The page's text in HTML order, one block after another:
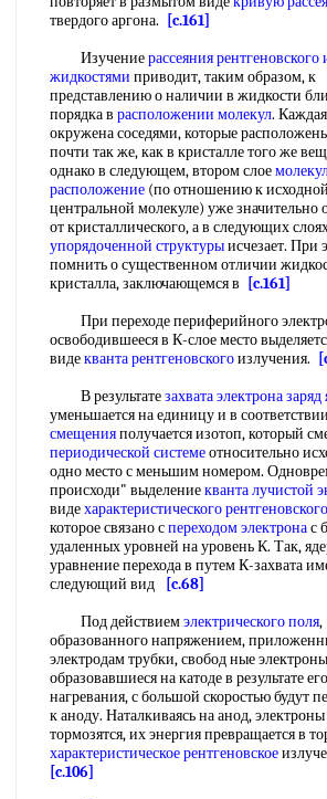
твердого аргона.
[c.161]
Изучениерассеяния рентгеновского
жидкостями приводит, таким образом, к
представлению о наличии в жидкости
порядка в расположении молекул.
окружена соседями, которые
почти так же, как в кристалле того же
однако в следующем, втором слое
расположение (по отношению к исходной
центральной молекуле) уже значительно
от кристаллического, а в следующих
упорядоченной структурыисчезает. При
помнить о существенном отличии
кристалла, заключающемся в
[c.161]
При переходе периферийного
освободившееся в К-слое место
видекванта рентгеновскогоизлучения.
В результатезахвата электроназаряд
уменьшается на единицу и в
смещенияполучается изотоп, который
периодической системеотносительно
одно место с меньшим номером.
происходи" выделениекванта лучистой
видехарактеристического
которое связано спереходом электронас
удаленных уровней на уровень К. Так,
уравнение перехода в путем К-захвата
следующий вид
[c.68]
Под действиемэлектрического поля,
образованного напряжением,
электродам трубки, свобод ные
образовавшиеся на катоде в результате его
нагревания, с большой скоростью будут
к аноду. Наталкиваясь на анод, электроны
тормозятся, их энергия превращается в
характеристическое рентгеновское
[c.106]